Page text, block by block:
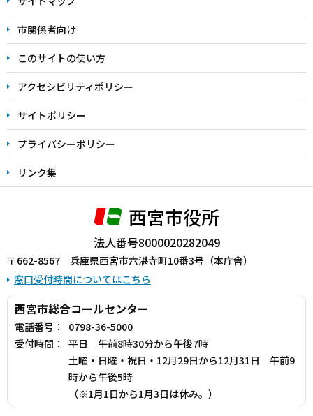
こ
こ
ま
で
市関係者向け
このサイトの使い方
アクセシビリティポリシー
サイトポリシー
プライバシーポリシー
リンク集
西宮市役所
法人番号8000020282049
〒662-8567 兵庫県西宮市六湛寺町10番3号（本庁舎）
窓口受付時間についてはこちら
西宮市総合コールセンター
電話番号：
0798-36-5000
受付時間：
平日 午前8時30分から午後7時
土曜・日曜・祝日・12月29日から12月31日 午前9
時から午後5時
（※1月1日から1月3日は休み。）